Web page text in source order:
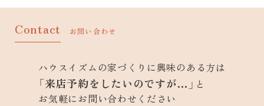
Contact お問い合わせ
ハウスイズムの家づくりに興味のある方は
「来店予約をしたいのですが…」 と
お気軽にお問い合わせください